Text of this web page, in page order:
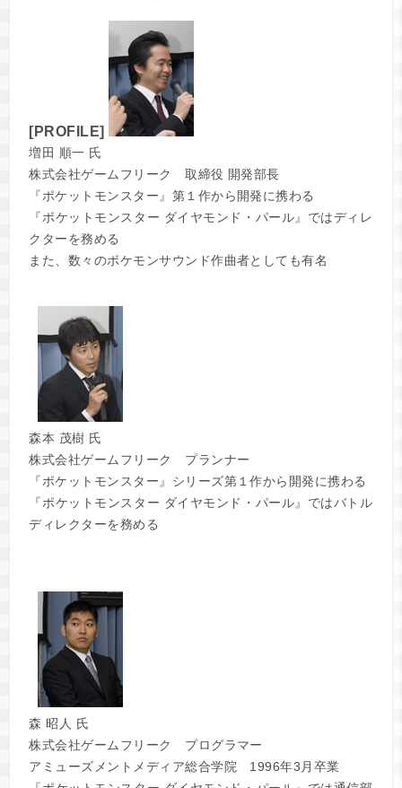
[PROFILE]
増田 順一 氏
株式会社ゲームフリーク 取締役 開発部長
『ポケットモンスター』第１作から開発に携わる
『ポケットモンスター ダイヤモンド・パール』ではディレ
クターを務める
また、数々のポケモンサウンド作曲者としても有名
森本 茂樹 氏
株式会社ゲームフリーク プランナー
『ポケットモンスター』シリーズ第１作から開発に携わる
『ポケットモンスター ダイヤモンド・パール』ではバトル
ディレクターを務める
森 昭人 氏
株式会社ゲームフリーク プログラマー
アミューズメントメディア総合学院 1996年3月卒業